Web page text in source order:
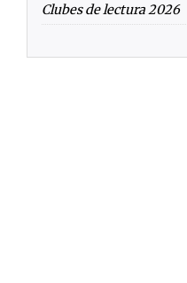
Clubes de lectura 2026